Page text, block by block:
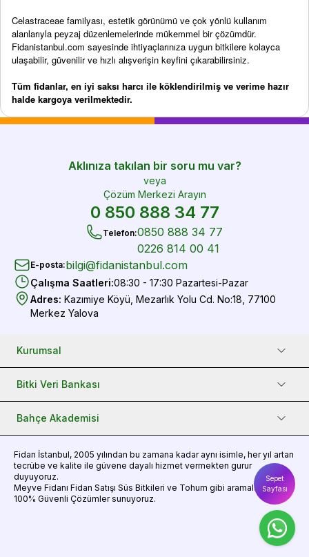
Sepet
Sayfası
Celastraceae familyası, estetik görünümü ve çok yönlü kullanım
alanlarıyla peyzaj düzenlemelerinde mükemmel bir çözümdür.
Fidanistanbul.com sayesinde ihtiyaçlarınıza uygun bitkilere kolayca
ulaşabilir, güvenilir ve hızlı alışverişin keyfini çıkarabilirsiniz.
Tüm fidanlar, en iyi saksı harcı ile köklendirilmiş ve verime hazır
halde kargoya verilmektedir.
Aklınıza takılan bir soru mu var?
veya
Çözüm Merkezi Arayın
0 850 888 34 77
Telefon:0850 888 34 77
0226 814 00 41
E-posta:bilgi@fidanistanbul.com
Çalışma Saatleri:08:30 - 17:30 Pazartesi-Pazar
Adres: Kazımiye Köyü, Mezarlık Yolu Cd. No:18, 77100
Merkez Yalova
Kurumsal
Bitki Veri Bankası
Bahçe Akademisi
Fidan İstanbul, 2005 yılından bu zamana kadar aynı isimle, her yıl artan
tecrübe ve kalite ile güvene dayalı hizmet vermekten gurur
duyuyoruz.
Meyve Fidanı Fidan Satışı Süs Bitkileri ve Tohum gibi aramalarınız için
100% Güvenli Çözümler sunuyoruz.